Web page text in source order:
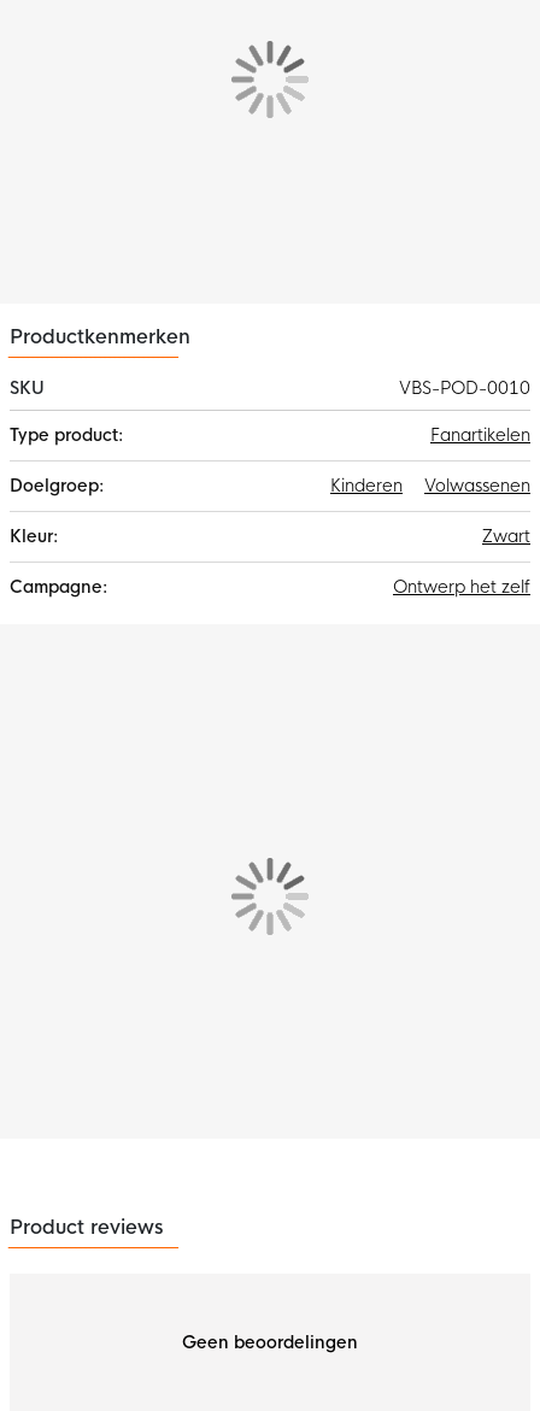
Productkenmerken
SKU
VBS-POD-0010
informatie
Fanartikelen
Volwassenen
Kinderen
Zwart
Ontwerp het zelf
Product reviews
Geen beoordelingen